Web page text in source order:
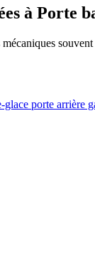
à Porte
glace porte arrière